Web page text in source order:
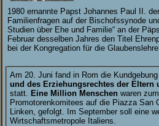
1980 ernannte Papst Johannes Paul II.
Familienfragen auf der Bischofssynode
Studien über Ehe und Familie“ an der
Februar desselben Jahres den Titel
bei der Kongregation für die
Am 20. Juni fand in Rom die
und des Erziehungsrechtes der
statt. Eine Million Menschen waren
Promotorenkomitees auf die Piazza San
Linken, gefolgt. Im September soll eine
Wirtschaftsmetropole Italiens.